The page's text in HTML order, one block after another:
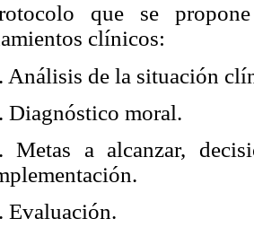
que se
clínicos:
Análisis de la situación
Diagnóstico moral.
Metas a alcanzar,
Evaluación.